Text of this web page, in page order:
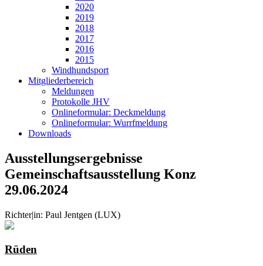
2020
2019
2018
2017
2016
2015
Windhundsport
Mitgliederbereich
Meldungen
Protokolle JHV
Onlineformular: Deckmeldung
Onlineformular: Wurrfmeldung
Downloads
Ausstellungsergebnisse
Gemeinschaftsausstellung Konz
29.06.2024
Richter|in: Paul Jentgen (LUX)
Rüden